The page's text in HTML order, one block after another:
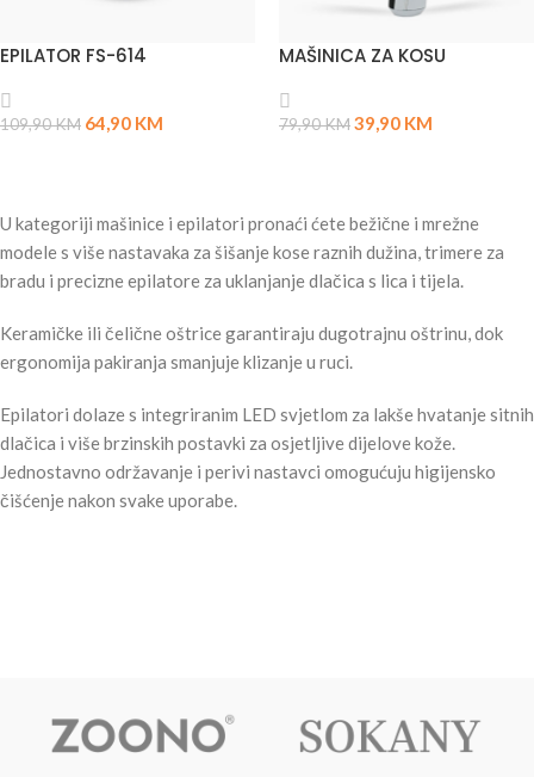
EPILATOR FS-614
109,90KM 64,90 KM
MAŠINICA ZA KOSU
79,90KM39,90 KM
U kategoriji mašinice i epilatori pronaći ćete bežične i mrežne
modele s više nastavaka za šišanje kose raznih dužina, trimere za
bradu i precizne epilatore za uklanjanje dlačica s lica i tijela.
Keramičke ili čelične oštrice garantiraju dugotrajnu oštrinu, dok
ergonomija pakiranja smanjuje klizanje u ruci.
Epilatori dolaze s integriranim LED svjetlom za lakše hvatanje sitnih
dlačica i više brzinskih postavki za osjetljive dijelove kože.
Jednostavno održavanje i perivi nastavci omogućuju higijensko
čišćenje nakon svake uporabe.